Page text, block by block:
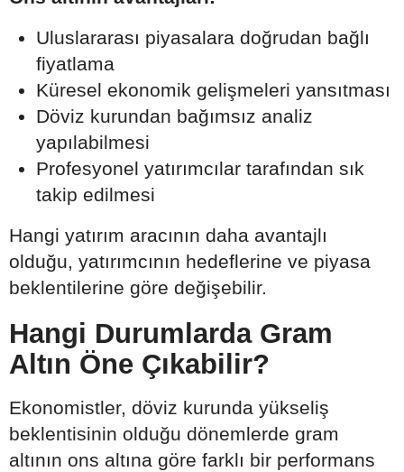
Uluslararası piyasalara doğrudan bağlı
fiyatlama
Küresel ekonomik gelişmeleri yansıtması
Döviz kurundan bağımsız analiz
yapılabilmesi
Profesyonel yatırımcılar tarafından sık
takip edilmesi
Hangi yatırım aracının daha avantajlı
olduğu, yatırımcının hedeflerine ve piyasa
beklentilerine göre değişebilir.
Hangi Durumlarda Gram
Altın Öne Çıkabilir?
Ekonomistler, döviz kurunda yükseliş
beklentisinin olduğu dönemlerde gram
altının ons altına göre farklı bir performans